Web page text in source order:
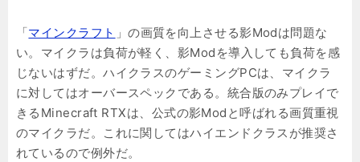
「マインクラフト 」の画質を向上させる影Modは問題な
い。マイクラは負荷が軽く、影Modを導入しても負荷を感
じないはずだ。ハイクラスのゲーミングPCは、マイクラ
に対してはオーバースペックである。統合版のみプレイで
きるMinecraft RTXは、公式の影Modと呼ばれる画質重視
のマイクラだ。これに関してはハイエンドクラスが推奨さ
れているので例外だ。